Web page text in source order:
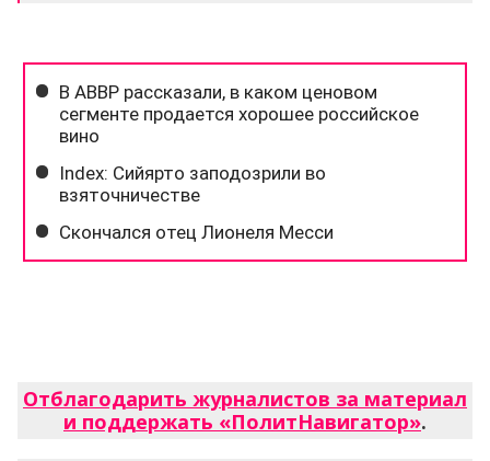
Отблагодарить журналистов за материал
и поддержать «ПолитНавигатор».